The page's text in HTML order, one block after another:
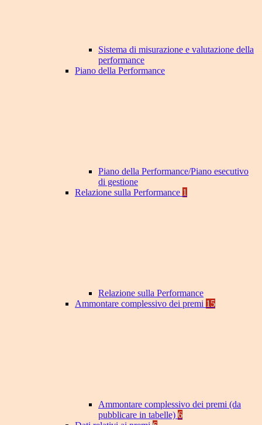
Sistema di misurazione e valutazione della
performance
Piano della Performance
Piano della Performance/Piano esecutivo
di gestione
Relazione sulla Performance 1
Relazione sulla Performance
Ammontare complessivo dei premi 15
Ammontare complessivo dei premi (da
pubblicare in tabelle) 6